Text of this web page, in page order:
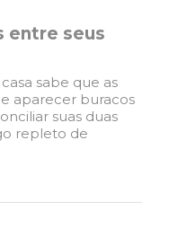
entre seus
sabe que as
aparecer buracos
suas duas
repleto de